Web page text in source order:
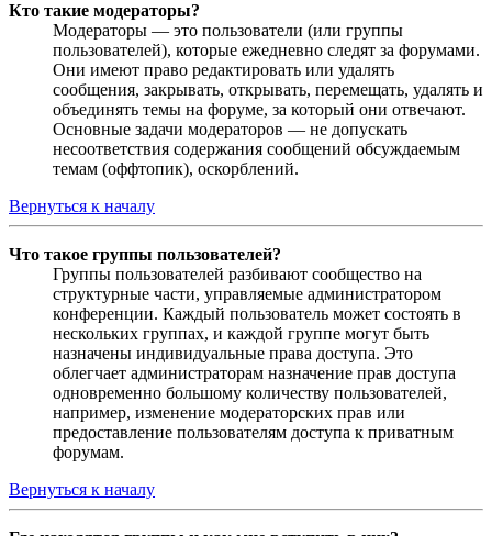
Кто такие модераторы?
Модераторы — это пользователи (или группы
пользователей), которые ежедневно следят за форумами.
Они имеют право редактировать или удалять
сообщения, закрывать, открывать, перемещать, удалять и
объединять темы на форуме, за который они отвечают.
Основные задачи модераторов — не допускать
несоответствия содержания сообщений обсуждаемым
темам (оффтопик), оскорблений.
Вернуться к началу
Что такое группы пользователей?
Группы пользователей разбивают сообщество на
структурные части, управляемые администратором
конференции. Каждый пользователь может состоять в
нескольких группах, и каждой группе могут быть
назначены индивидуальные права доступа. Это
облегчает администраторам назначение прав доступа
одновременно большому количеству пользователей,
например, изменение модераторских прав или
предоставление пользователям доступа к приватным
форумам.
Вернуться к началу